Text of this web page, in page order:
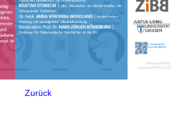
Zurück